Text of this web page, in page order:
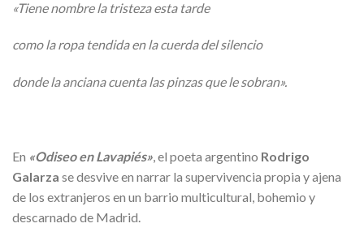
«Tiene nombre la tristeza esta tarde
como la ropa tendida en la cuerda del silencio
donde la anciana cuenta las pinzas que le sobran».
En «Odiseo en Lavapiés» , el poeta argentino Rodrigo
Galarza se desvive en narrar la supervivencia propia y ajena
de los extranjeros en un barrio multicultural, bohemio y
descarnado de Madrid.